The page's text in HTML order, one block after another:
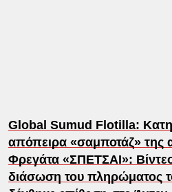
Global Sumud Flotilla:
απόπειρα «σαμποτάζ» της
Φρεγάτα «ΣΠΕΤΣΑΙ»:
διάσωση του πληρώματος